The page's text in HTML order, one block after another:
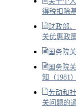
得税扣除
财政部
关优惠政
国务院
国务院
知（1981）
劳动和
关问题的